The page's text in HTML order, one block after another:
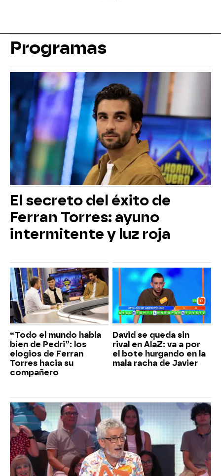
Programas
El secreto del éxito de
Ferran Torres: ayuno
intermitente y luz roja
“Todo el mundo habla
bien de Pedri”: los
elogios de Ferran
Torres hacia su
compañero
David se queda sin
rival en AlaZ: va a por
el bote hurgando en la
mala racha de Javier